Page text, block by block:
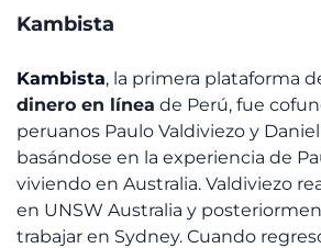
Kambista
Kambista, la primera plataforma
dinero en línea de Perú, fue
peruanos Paulo Valdiviezo y
basándose en la experiencia de
viviendo en Australia. Valdiviezo
en UNSW Australia y
trabajar en Sydney. Cuando